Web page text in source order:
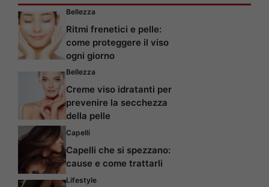
Bellezza
Ritmi frenetici e pelle:
come proteggere il viso
ogni giorno
Bellezza
Creme viso idratanti per
prevenire la secchezza
della pelle
Capelli
Capelli che si spezzano:
cause e come trattarli
Lifestyle